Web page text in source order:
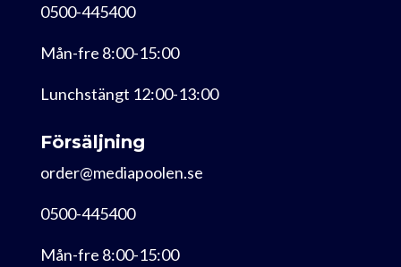
0500-445400
Mån-fre 8:00-15:00
Lunchstängt 12:00-13:00
Försäljning
order@mediapoolen.se
0500-445400
Mån-fre 8:00-15:00